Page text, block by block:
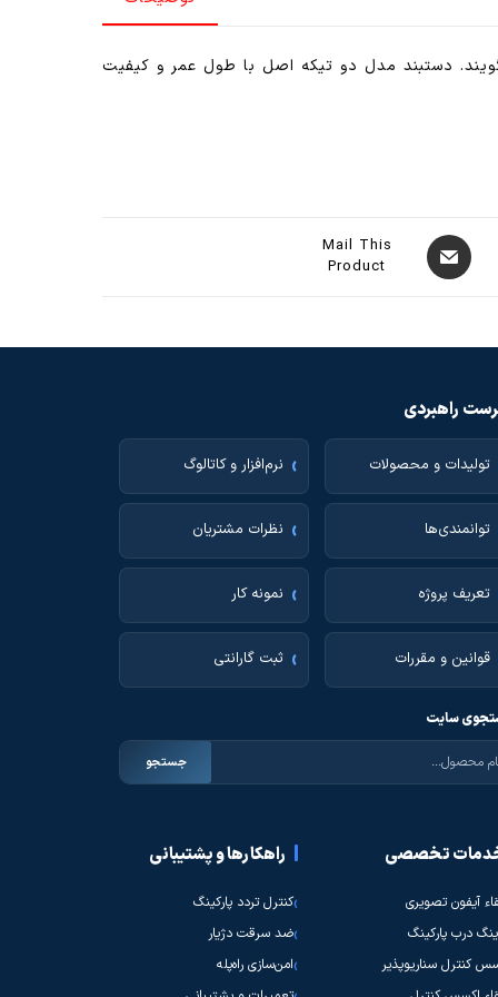
دستبند مدل دو تیکه اصل با طول عمر و کیفیت
Mail This
Product
راهبردی
تولیدات و محصولات نرم‌افزار و کاتالوگ
توانمندی‌ها نظرات مشتریان
تعریف پروژه نمونه کار
قوانین و مقررات ثبت گارانتی
سایت
جستجو
تخصصی
آیفون تصویری
درب پارکینگ
کنترل سناریوپذیر
راهکارها و پشتیبانی
کنترل تردد پارکینگ
ضد سرقت دژیار
امن‌سازی راه‌پله